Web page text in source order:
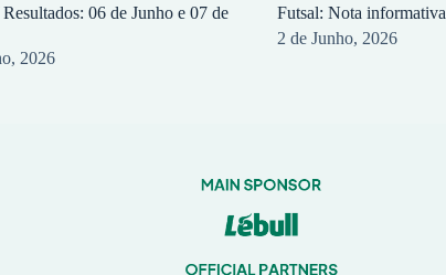
06 de Junho e 07 de
2026
Futsal: Nota informativa
2 de Junho, 2026